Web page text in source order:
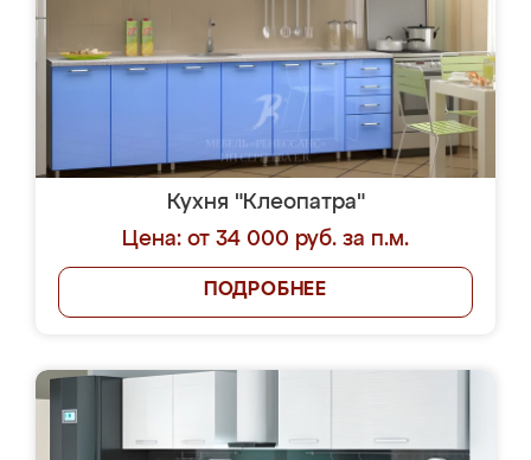
Кухня "Клеопатра"
Цена: от 34 000 руб. за п.м.
ПОДРОБНЕЕ